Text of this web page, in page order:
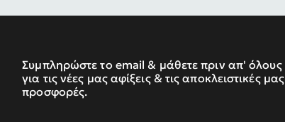
Συμπληρώστε το email & μάθετε πριν απ' όλους
για τις νέες μας αφίξεις & τις αποκλειστικές μας
προσφορές.